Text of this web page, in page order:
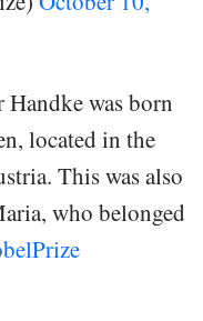
Handke was born
located in the
This was also
who belonged